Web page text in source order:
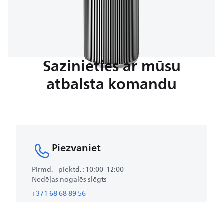
Sazinieties ar mūsu
atbalsta komandu
Piezvaniet​
Pirmd. - piektd.​ : 10:00-12:00
Nedēļas nogalēs slēgts
+371 68 68 89 56